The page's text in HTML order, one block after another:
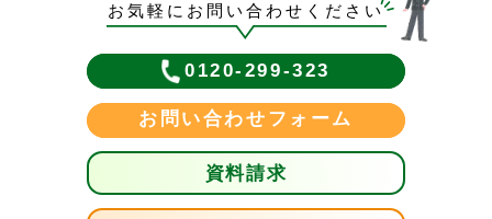
お気軽にお問い合わせください
0120-299-323
お問い合わせフォーム
資料請求